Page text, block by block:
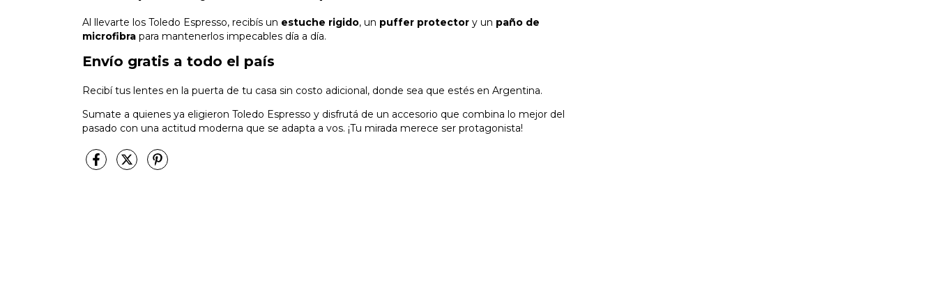
Al llevarte los Toledo Espresso, recibís un estuche rigido, un puffer protector y un paño de
microfibra para mantenerlos impecables día a día.
Envío gratis a todo el país
Recibí tus lentes en la puerta de tu casa sin costo adicional, donde sea que estés en Argentina.
Sumate a quienes ya eligieron Toledo Espresso y disfrutá de un accesorio que combina lo mejor del
pasado con una actitud moderna que se adapta a vos. ¡Tu mirada merece ser protagonista!